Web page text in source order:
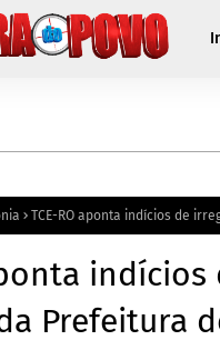
TCE-RO aponta indícios de
Prefeitura